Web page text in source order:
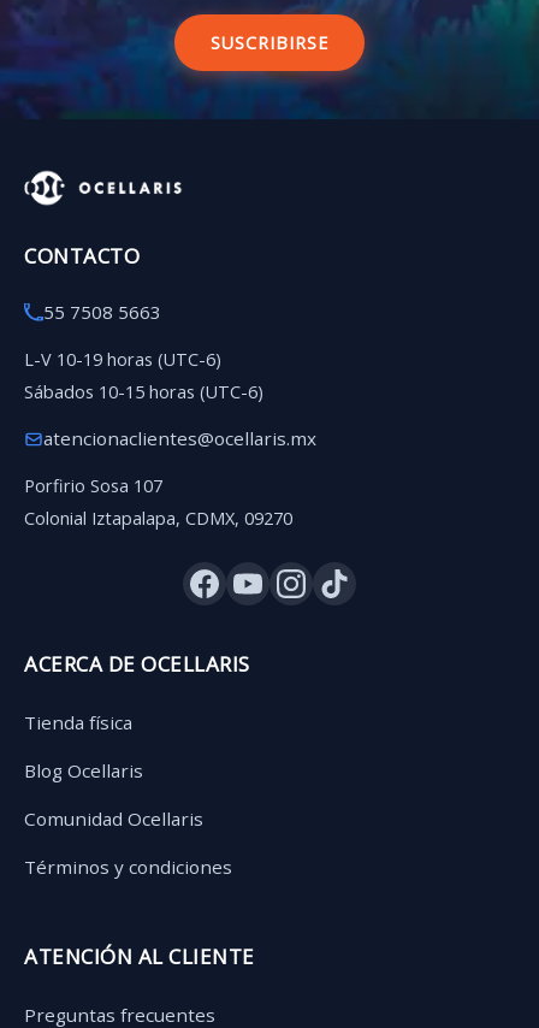
SUSCRIBIRSE
CONTACTO
55 7508 5663
L-V 10-19 horas (UTC-6)
Sábados 10-15 horas (UTC-6)
atencionaclientes@ocellaris.mx
Porfirio Sosa 107
Colonial Iztapalapa, CDMX, 09270
ACERCA DE OCELLARIS
Tienda física
Blog Ocellaris
Comunidad Ocellaris
Términos y condiciones
ATENCIÓN AL CLIENTE
Preguntas frecuentes